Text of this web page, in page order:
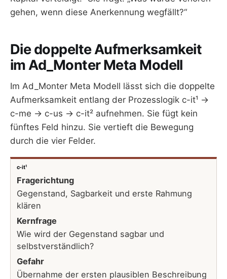
gehen, wenn diese Anerkennung wegfällt?“
Die doppelte Aufmerksamkeit
im Ad_Monter Meta Modell
Im Ad_Monter Meta Modell lässt sich die doppelte
Aufmerksamkeit entlang der Prozesslogik c-it¹ →
c-me → c-us → c-it² aufnehmen. Sie fügt kein
fünftes Feld hinzu. Sie vertieft die Bewegung
durch die vier Felder.
c-it¹
Fragerichtung
Gegenstand, Sagbarkeit und erste Rahmung
klären
Kernfrage
Wie wird der Gegenstand sagbar und
selbstverständlich?
Gefahr
Übernahme der ersten plausiblen Beschreibung